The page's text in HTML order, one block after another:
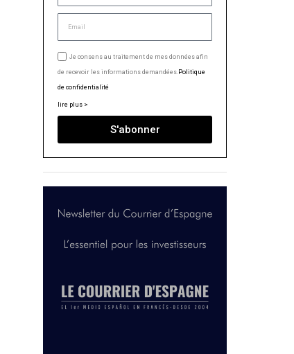
Je consens au traitement de mes données afin
de recevoir les informations demandées.Politique
de confidentialité
lire plus >
S'abonner